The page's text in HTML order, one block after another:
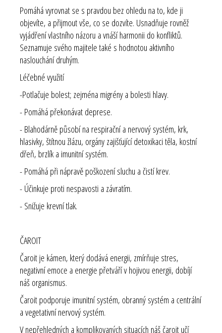
Pomáhá vyrovnat se s pravdou bez ohledu na to, kde ji
objevíte, a přijmout vše, co se dozvíte. Usnadňuje rovněž
vyjádření vlastního názoru a vnáší harmonii do konfliktů.
Seznamuje svého majitele také s hodnotou aktivního
naslouchání druhým.
Léčebné využití
-Potlačuje bolest; zejména migrény a bolesti hlavy.
- Pomáhá překonávat deprese.
- Blahodárně působí na respirační a nervový systém, krk,
hlasivky, štítnou žlázu, orgány zajišťující detoxikaci těla, kostní
dřeň, brzlík a imunitní systém.
- Pomáhá při nápravě poškození sluchu a čistí krev.
- Účinkuje proti nespavosti a závratím.
- Snižuje krevní tlak.
ČAROIT
Čaroit je kámen, který dodává energii, zmírňuje stres,
negativní emoce a energie přetváří v hojivou energii, dobíjí
náš organismus.
Čaroit podporuje imunitní systém, obranný systém a centrální
a vegetativní nervový systém.
V nepřehledných a komplikovaných situacích náš čaroit učí